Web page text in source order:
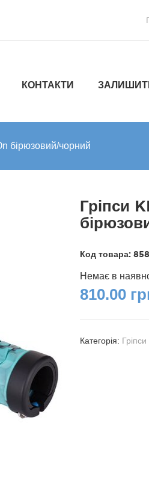
КОНТАКТИ
бірюзовий/чорний
Гріпси
Код товара:
Немає в
810.00
Категорія: Гріпси